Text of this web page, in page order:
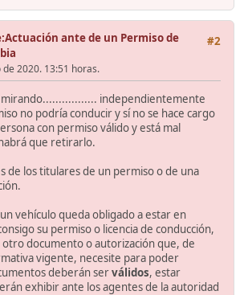
#2
ante de un Permiso de
2020. 13:51 horas.
mirando................. independientemente
no podría conducir y sí no se hace cargo
con permiso válido y está mal
que retirarlo.
de los titulares de un permiso o de una
vehículo queda obligado a estar en
su permiso o licencia de conducción,
otro documento o autorización que, de
vigente, necesite para poder
deberán serválidos, estar
exhibir ante los agentes de la autoridad